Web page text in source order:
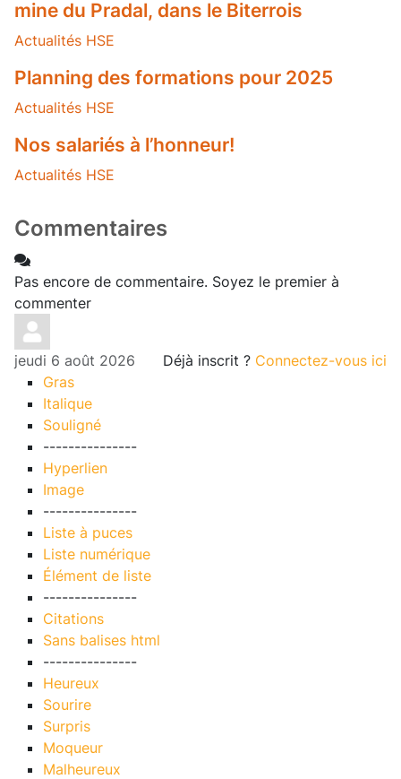
mine du Pradal, dans le Biterrois
Actualités HSE
Planning des formations pour 2025
Actualités HSE
Nos salariés à l’honneur!
Actualités HSE
Commentaires
Pas encore de commentaire. Soyez le premier à
commenter
Déjà inscrit ? Connectez-vous ici
jeudi 6 août 2026
Gras
Italique
Souligné
---------------
Hyperlien
Image
---------------
Liste à puces
Liste numérique
Élément de liste
---------------
Citations
Sans balises html
---------------
Heureux
Sourire
Surpris
Moqueur
Malheureux